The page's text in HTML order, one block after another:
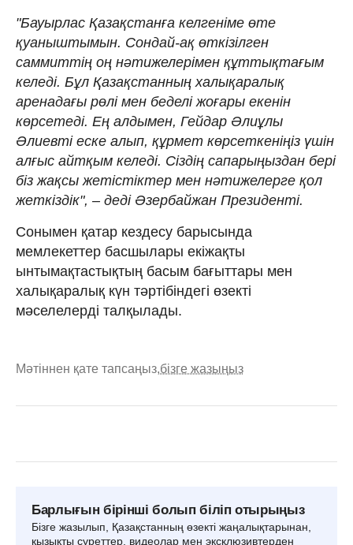
"Бауырлас Қазақстанға келгеніме өте
қуаныштымын. Сондай-ақ өткізілген
саммиттің оң нәтижелерімен құттықтағым
келеді. Бұл Қазақстанның халықаралық
аренадағы рөлі мен беделі жоғары екенін
көрсетеді. Ең алдымен, Гейдар Әлиұлы
Әлиевті еске алып, құрмет көрсеткеніңіз үшін
алғыс айтқым келеді. Сіздің сапарыңыздан бері
біз жақсы жетістіктер мен нәтижелерге қол
жеткіздік", – деді Әзербайжан Президенті.
Сонымен қатар кездесу барысында
мемлекеттер басшылары екіжақты
ынтымақтастықтың басым бағыттары мен
халықаралық күн тәртібіндегі өзекті
мәселелерді талқылады.
Мәтіннен қате тапсаңыз,бізге жазыңыз
Барлығын бірінші болып біліп отырыңыз
Бізге жазылып, Қазақстанның өзекті жаңалықтарынан,
қызықты суреттер, видеолар мен эксклюзивтерден